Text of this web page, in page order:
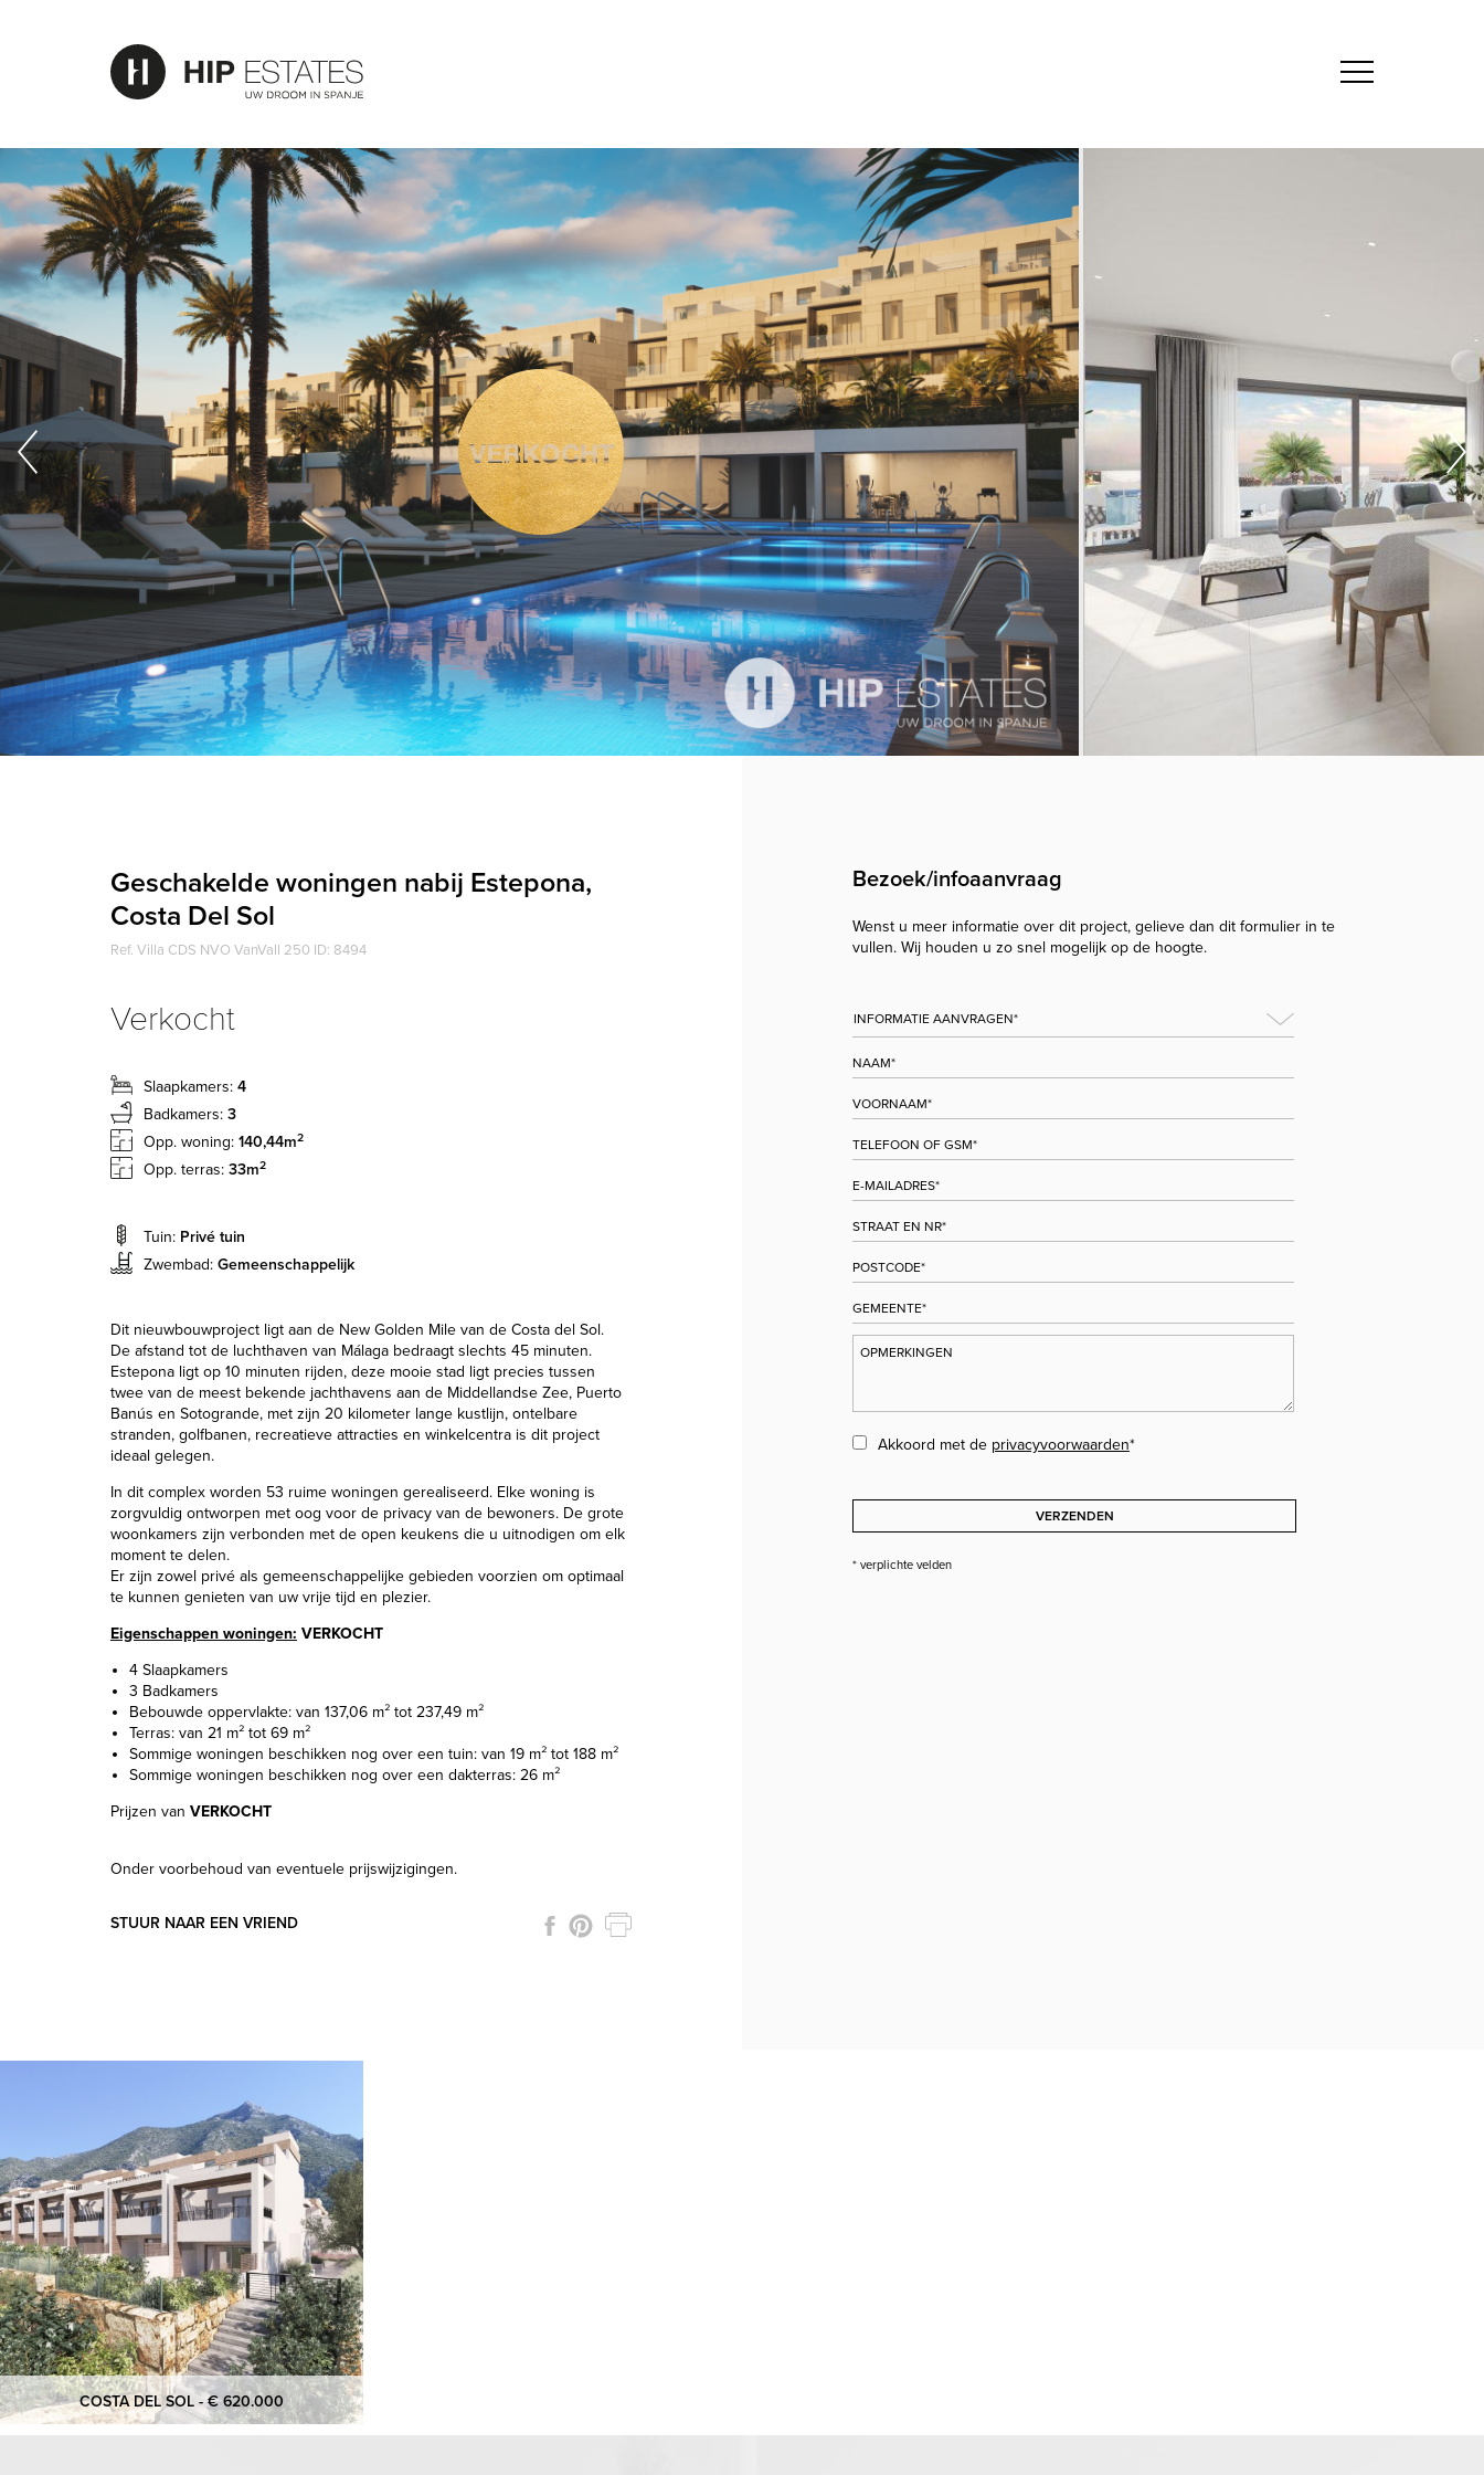
Geschakelde woningen nabij Estepona,
Costa Del Sol
Ref. Villa CDS NVO VanVall 250 ID: 8494
Verkocht
Slaapkamers: 4
Badkamers: 3
Opp. woning: 140,44m2
Opp. terras: 33m2
Tuin: Privé tuin
Zwembad: Gemeenschappelijk
Dit nieuwbouwproject ligt aan de New Golden Mile van de Costa del Sol.
De afstand tot de luchthaven van Málaga bedraagt slechts 45 minuten.
Estepona ligt op 10 minuten rijden, deze mooie stad ligt precies tussen
twee van de meest bekende jachthavens aan de Middellandse Zee, Puerto
Banús en Sotogrande, met zijn 20 kilometer lange kustlijn, ontelbare
stranden, golfbanen, recreatieve attracties en winkelcentra is dit project
ideaal gelegen.
In dit complex worden 53 ruime woningen gerealiseerd. Elke woning is
zorgvuldig ontworpen met oog voor de privacy van de bewoners. De grote
woonkamers zijn verbonden met de open keukens die u uitnodigen om elk
moment te delen.
Er zijn zowel privé als gemeenschappelijke gebieden voorzien om optimaal
te kunnen genieten van uw vrije tijd en plezier.
Eigenschappen woningen: VERKOCHT
4 Slaapkamers
3 Badkamers
Bebouwde oppervlakte: van 137,06 m² tot 237,49 m²
Terras: van 21 m² tot 69 m²
Sommige woningen beschikken nog over een tuin: van 19 m² tot 188 m²
Sommige woningen beschikken nog over een dakterras: 26 m²
Prijzen van VERKOCHT
Onder voorbehoud van eventuele prijswijzigingen.
STUUR NAAR EEN VRIEND
Bezoek/infoaanvraag
Wenst u meer informatie over dit project, gelieve dan dit formulier in te
vullen. Wij houden u zo snel mogelijk op de hoogte.
Akkoord met de privacyvoorwaarden*
VERZENDEN
* verplichte velden
COSTA DEL SOL - € 620.000